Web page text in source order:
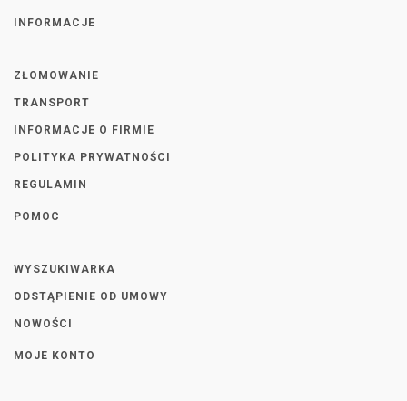
INFORMACJE
ZŁOMOWANIE
TRANSPORT
INFORMACJE O FIRMIE
POLITYKA PRYWATNOŚCI
REGULAMIN
POMOC
WYSZUKIWARKA
ODSTĄPIENIE OD UMOWY
NOWOŚCI
MOJE KONTO